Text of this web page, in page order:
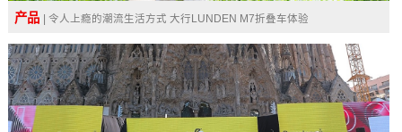
产品 | 令人上瘾的潮流生活方式 大行LUNDEN M7折叠车体验